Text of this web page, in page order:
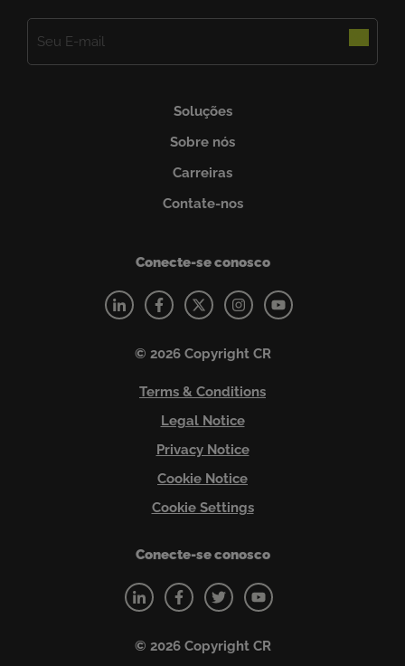
Soluções
Sobre nós
Carreiras
Contate-nos
Conecte-se conosco
© 2026 Copyright CR
Terms & Conditions
Legal Notice
Privacy Notice
Cookie Notice
Cookie Settings
Conecte-se conosco
© 2026 Copyright CR